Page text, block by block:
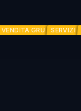
VENDITA GRU SERVIZI